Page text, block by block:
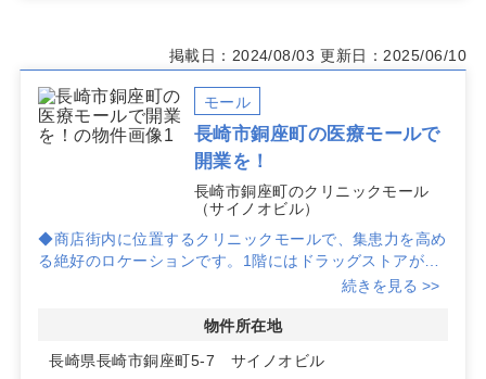
掲載日：2024/08/03 更新日：2025/06/10
モール
長崎市銅座町の医療モールで
開業を！
長崎市銅座町のクリニックモール
（サイノオビル）
◆商店街内に位置するクリニックモールで、集患力を高め
る絶好のロケーションです。1階にはドラッグストアがあ
り、訪れる患者様にとっても便利な環境を提供します。
◆多様な診療科目の開業が可能です。婦人科・産科、眼
ニーズに対応できるスペースを提供しています。
続きを見る >>
物件所在地
長崎県長崎市銅座町5-7 サイノオビル